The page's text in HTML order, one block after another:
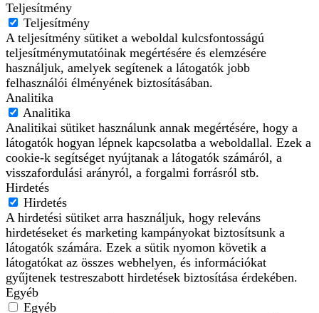
Teljesítmény
Teljesítmény
A teljesítmény sütiket a weboldal kulcsfontosságú
teljesítménymutatóinak megértésére és elemzésére
használjuk, amelyek segítenek a látogatók jobb
felhasználói élményének biztosításában.
Analitika
Analitika
Analitikai sütiket használunk annak megértésére, hogy a
látogatók hogyan lépnek kapcsolatba a weboldallal. Ezek a
cookie-k segítséget nyújtanak a látogatók számáról, a
visszafordulási arányról, a forgalmi forrásról stb.
Hirdetés
Hirdetés
A hirdetési sütiket arra használjuk, hogy releváns
hirdetéseket és marketing kampányokat biztosítsunk a
látogatók számára. Ezek a sütik nyomon követik a
látogatókat az összes webhelyen, és információkat
gyűjtenek testreszabott hirdetések biztosítása érdekében.
Egyéb
Egyéb